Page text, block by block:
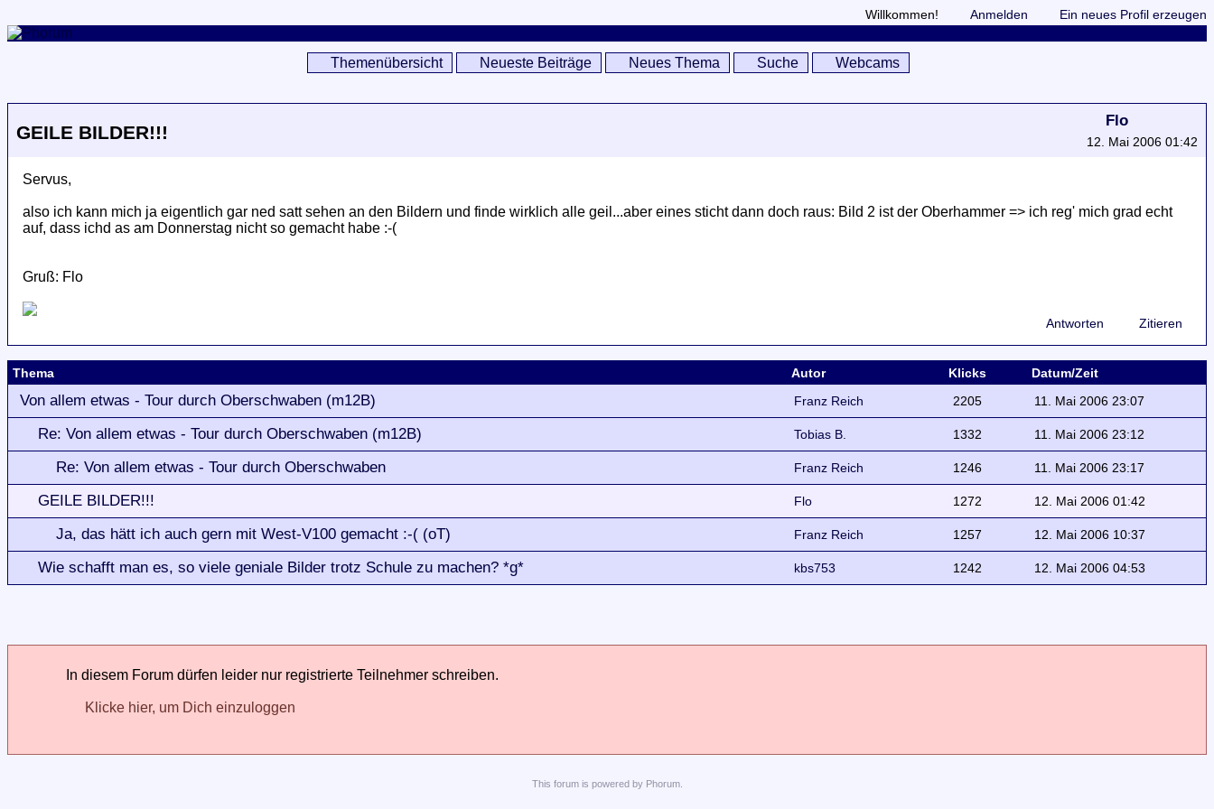
Willkommen! Anmelden Ein neues Profil erzeugen
Themenübersicht Neueste Beiträge Neues Thema Suche Webcams
GEILE BILDER!!!
Flo
12. Mai 2006 01:42
Servus,
also ich kann mich ja eigentlich gar ned satt sehen an den Bildern und finde wirklich alle geil...aber eines sticht dann doch raus: Bild 2 ist der Oberhammer => ich reg' mich grad echt
auf, dass ichd as am Donnerstag nicht so gemacht habe :-(
Gruß: Flo
Antworten Zitieren
Thema Autor Klicks Datum/Zeit
Von allem etwas - Tour durch Oberschwaben (m12B) Franz Reich 2205 11. Mai 2006 23:07
Re: Von allem etwas - Tour durch Oberschwaben (m12B) Tobias B. 1332 11. Mai 2006 23:12
Re: Von allem etwas - Tour durch Oberschwaben Franz Reich 1246 11. Mai 2006 23:17
GEILE BILDER!!! Flo 1272 12. Mai 2006 01:42
Ja, das hätt ich auch gern mit West-V100 gemacht :-( (oT) Franz Reich 1257 12. Mai 2006 10:37
Wie schafft man es, so viele geniale Bilder trotz Schule zu machen? *g* kbs753 1242 12. Mai 2006 04:53
In diesem Forum dürfen leider nur registrierte Teilnehmer schreiben.
Klicke hier, um Dich einzuloggen
This forumis powered by Phorum.